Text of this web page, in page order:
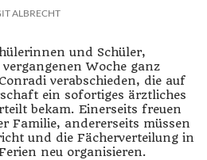
ALBRECHT
und Schüler,
Woche ganz
verabschieden, die auf
ein sofortiges ärztliches
bekam. Einerseits freuen
Familie, andererseits müssen
und die Fächerverteilung in
neu organisieren.